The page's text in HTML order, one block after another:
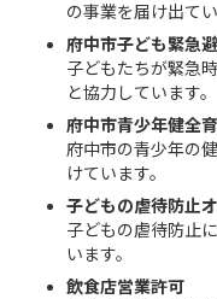
の事業を届け出てい
府中市子ども緊急
子どもたちが緊急
と協力しています。
府中市青少年健全
府中市の青少年の
けています。
子どもの虐待防止
子どもの虐待防止
います。
飲食店営業許可